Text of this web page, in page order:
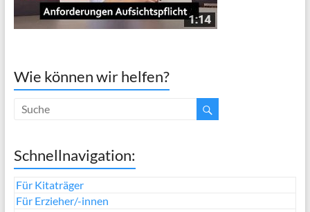
Wie können wir helfen?
Schnellnavigation:
Für Kitaträger
Für Erzieher/-innen